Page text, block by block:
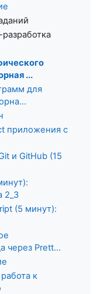
...
для
приложения с
и GitHub (15
2_3
(5 минут):
через Prett...
к